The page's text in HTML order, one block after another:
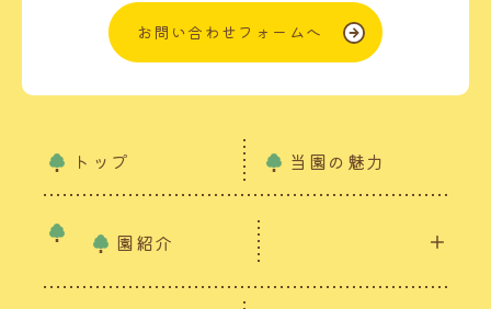
お問い合わせフォームへ
トップ 当園の魅力
園紹介